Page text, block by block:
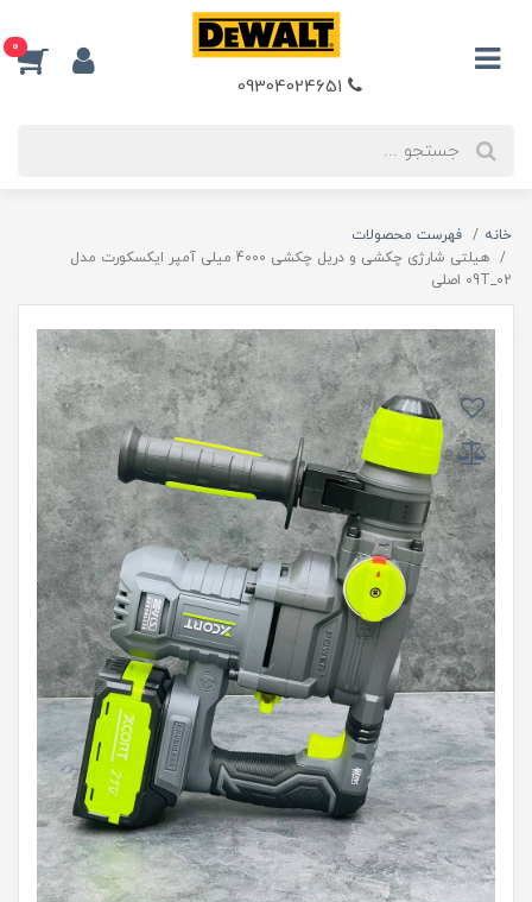
0
خانه
فهرست محصولات
هیلتی شارژی چکشی و دریل چکشی 4000 میلی آمپر ایکسکورت مدل
02_09T اصلی